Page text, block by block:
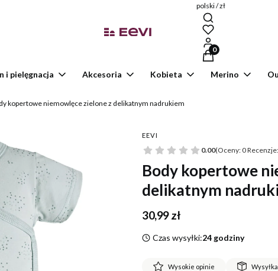
polski / zł
Produkty w
i pielęgnacja Akcesoria Kobieta Merino
kopertowe niemowlęce zielone z delikatnym nadrukiem
EEVI
0.00(Oceny: 0
Body kopertowe
delikatnym
Cena
30,99 zł
Czas wysyłki:24 godziny
Wysokie opinie